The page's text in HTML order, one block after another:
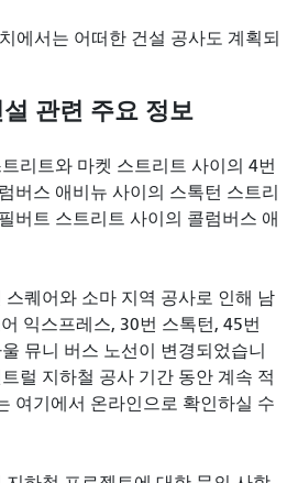
에서는 어떠한 건설 공사도 계획되
관련 주요 정보
리트와 마켓 스트리트 사이의 4번
버스 애비뉴 사이의 스톡턴 스트리
버트 스트리트 사이의 콜럼버스 애
스퀘어와 소마 지역 공사로 인해 남
익스프레스, 30번 스톡턴, 45번
뮤니 버스 노선이 변경되었습니
럴 지하철 공사 기간 동안 계속 적
여기에서 온라인으로 확인하실 수